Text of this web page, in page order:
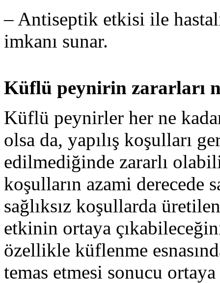
– Antiseptik etkisi ile
imkanı sunar.
Küflü peynirin zararları
Küflü peynirler her ne
olsa da, yapılış koşulları
edilmediğinde zararlı
koşulların azami derecede
sağlıksız koşullarda
etkinin ortaya
özellikle küflenme
temas etmesi sonucu ortaya